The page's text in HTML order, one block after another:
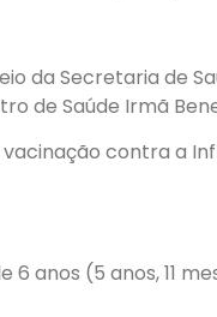
da Secretaria de
de Saúde Irmã
contra a
anos (5 anos, 11